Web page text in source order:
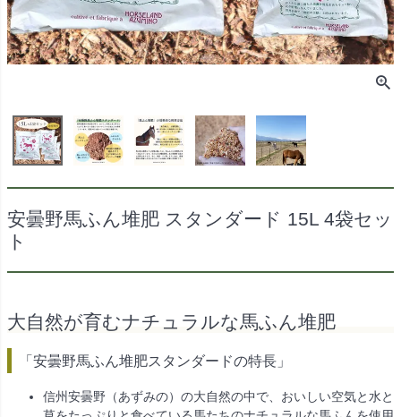
安曇野馬ふん堆肥 スタンダード 15L 4袋セッ
ト
大自然が育むナチュラルな馬ふん堆肥
「安曇野馬ふん堆肥スタンダードの特長」
信州安曇野（あずみの）の大自然の中で、おいしい空気と水と